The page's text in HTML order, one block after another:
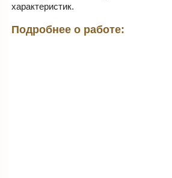
характеристик.
Подробнее о работе: